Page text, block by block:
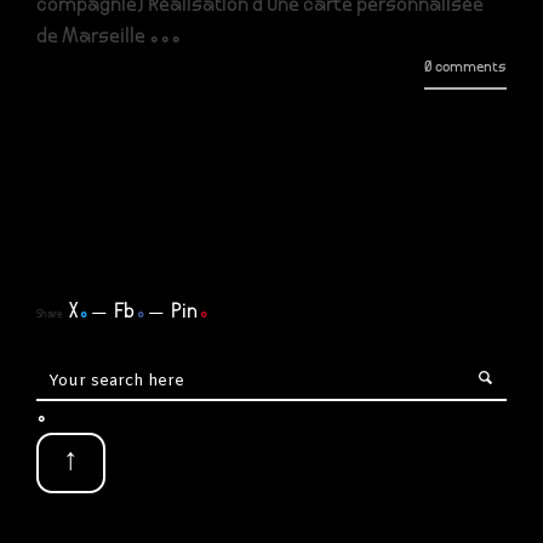
compagnie) Réalisation d’une carte personnalisée
de Marseille ...
0 comments
Share X. Fb. Pin.
.
↑